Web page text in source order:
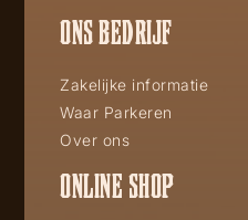
ONS BEDRIJF
Zakelijke informatie
Waar Parkeren
Over ons
ONLINE SHOP